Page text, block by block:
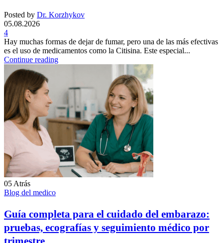
Posted by Dr. Korzhykov
05.08.2026
4
Hay muchas formas de dejar de fumar, pero una de las más efectivas
es el uso de medicamentos como la Citisina. Este especial...
Continue reading
05 Atrás
Blog del medico
Guía completa para el cuidado del embarazo:
pruebas, ecografías y seguimiento médico por